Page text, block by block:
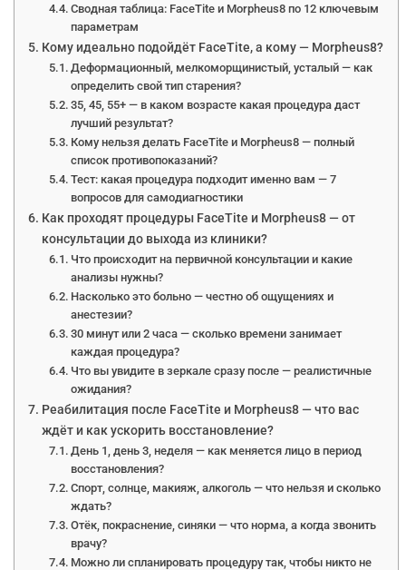
Сводная таблица: FaceTite и Morpheus8 по 12 ключевым
параметрам
Кому идеально подойдёт FaceTite, а кому — Morpheus8?
Деформационный, мелкоморщинистый, усталый — как
определить свой тип старения?
35, 45, 55+ — в каком возрасте какая процедура даст
лучший результат?
Кому нельзя делать FaceTite и Morpheus8 — полный
список противопоказаний?
Тест: какая процедура подходит именно вам — 7
вопросов для самодиагностики
Как проходят процедуры FaceTite и Morpheus8 — от
консультации до выхода из клиники?
Что происходит на первичной консультации и какие
анализы нужны?
Насколько это больно — честно об ощущениях и
анестезии?
30 минут или 2 часа — сколько времени занимает
каждая процедура?
Что вы увидите в зеркале сразу после — реалистичные
ожидания?
Реабилитация после FaceTite и Morpheus8 — что вас
ждёт и как ускорить восстановление?
День 1, день 3, неделя — как меняется лицо в период
восстановления?
Спорт, солнце, макияж, алкоголь — что нельзя и сколько
ждать?
Отёк, покраснение, синяки — что норма, а когда звонить
врачу?
Можно ли спланировать процедуру так, чтобы никто не